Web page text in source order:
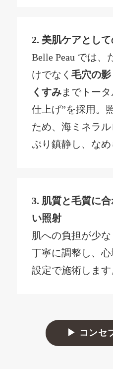
2. 美肌ケアとし
Belle Peau では
けでなく 毛穴の影
くすみまでトー
仕上げ”を採用。
ため、海ミネラ
ぷり鎮静し、なめ
3. 肌質と毛質に
い照射
肌への負担が少
丁寧に調整し、
設定で施術します
▶ コンセ